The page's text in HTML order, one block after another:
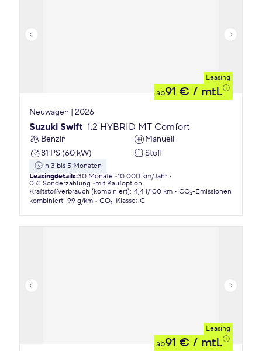
Leasing
ab91 € / mtl.
Neuwagen | 2026
Suzuki Swift 1.2 HYBRID MT Comfort
Benzin
Manuell
81 PS (60 kW)
Stoff
in 3 bis 5 Monaten
Leasingdetails:30 Monate 10.000 km/Jahr
0 € Sonderzahlung
mit Kaufoption
Kraftstoffverbrauch (kombiniert): 4,4 l/100 km
CO₂-Emissionen
kombiniert: 99 g/km CO₂-Klasse: C
Leasing
ab91 € / mtl.